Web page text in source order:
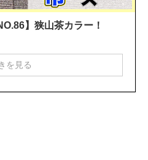
】狭山茶カラー！
を見る